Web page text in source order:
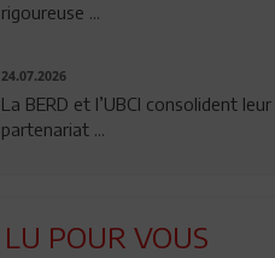
rigoureuse ...
24.07.2026
La BERD et l’UBCI consolident leur
partenariat ...
LU POUR VOUS